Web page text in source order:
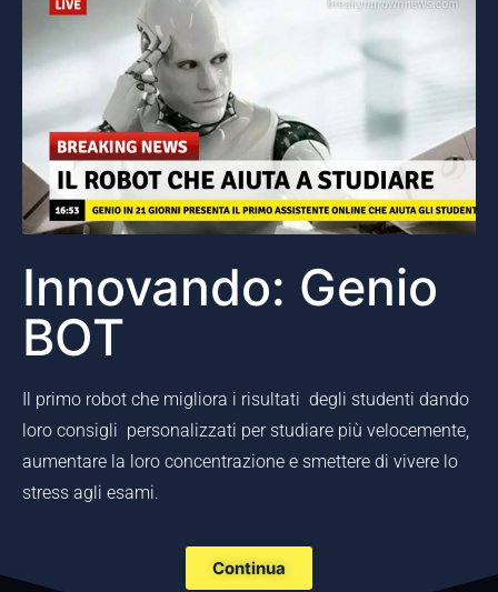
Innovando: Genio
BOT
Il primo robot che migliora i risultati degli studenti dando
loro consigli personalizzati per studiare più velocemente,
aumentare la loro concentrazione e smettere di vivere lo
stress agli esami.
Continua